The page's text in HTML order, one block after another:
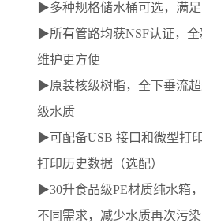
▶多种规格储水桶可选，满
▶所有管路均获NSF认证，
维护更方便
▶原装核级树脂，全下垂流
级水质
▶可配备USB 接口和微型打
打印历史数据（选配）
▶30升食品级PE材质纯水箱
不同需求，减少水质再次污染